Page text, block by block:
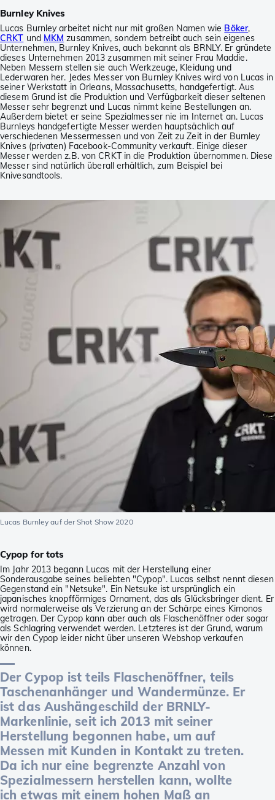
Burnley Knives
Lucas Burnley arbeitet nicht nur mit großen Namen wie Böker,
CRKT und MKM zusammen, sondern betreibt auch sein eigenes
Unternehmen, Burnley Knives, auch bekannt als BRNLY. Er gründete
dieses Unternehmen 2013 zusammen mit seiner Frau Maddie.
Neben Messern stellen sie auch Werkzeuge, Kleidung und
Lederwaren her. Jedes Messer von Burnley Knives wird von Lucas in
seiner Werkstatt in Orleans, Massachusetts, handgefertigt. Aus
diesem Grund ist die Produktion und Verfügbarkeit dieser seltenen
Messer sehr begrenzt und Lucas nimmt keine Bestellungen an.
Außerdem bietet er seine Spezialmesser nie im Internet an. Lucas
Burnleys handgefertigte Messer werden hauptsächlich auf
verschiedenen Messermessen und von Zeit zu Zeit in der Burnley
Knives (privaten) Facebook-Community verkauft. Einige dieser
Messer werden z.B. von CRKT in die Produktion übernommen. Diese
Messer sind natürlich überall erhältlich, zum Beispiel bei
Knivesandtools.
Lucas Burnley auf der Shot Show 2020
Cypop for tots
Im Jahr 2013 begann Lucas mit der Herstellung einer
Sonderausgabe seines beliebten "Cypop". Lucas selbst nennt diesen
Gegenstand ein "Netsuke". Ein Netsuke ist ursprünglich ein
japanisches knopfförmiges Ornament, das als Glücksbringer dient. Er
wird normalerweise als Verzierung an der Schärpe eines Kimonos
getragen. Der Cypop kann aber auch als Flaschenöffner oder sogar
als Schlagring verwendet werden. Letzteres ist der Grund, warum
wir den Cypop leider nicht über unseren Webshop verkaufen
können.
Der Cypop ist teils Flaschenöffner, teils
Taschenanhänger und Wandermünze. Er
ist das Aushängeschild der BRNLY-
Markenlinie, seit ich 2013 mit seiner
Herstellung begonnen habe, um auf
Messen mit Kunden in Kontakt zu treten.
Da ich nur eine begrenzte Anzahl von
Spezialmessern herstellen kann, wollte
ich etwas mit einem hohen Maß an